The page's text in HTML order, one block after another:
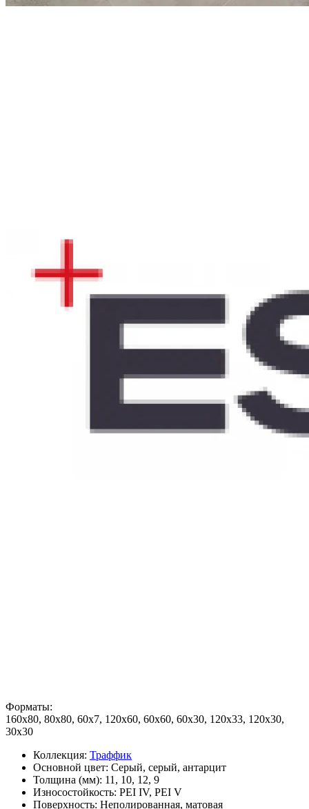
Форматы:
160x80, 80x80, 60x7, 120x60, 60x60, 60x30, 120x33, 120x30,
30x30
Коллекция: Траффик
Основной цвет: Серый, серый, антарцит
Толщина (мм): 11, 10, 12, 9
Износостойкость: PEI IV, PEI V
Поверхность: Неполированная, матовая